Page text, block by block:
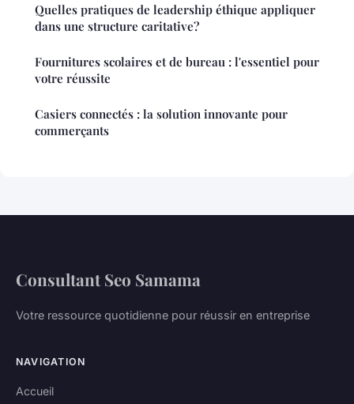
Quelles pratiques de leadership éthique appliquer
dans une structure caritative?
Fournitures scolaires et de bureau : l'essentiel pour
votre réussite
Casiers connectés : la solution innovante pour
commerçants
Consultant Seo Samama
Votre ressource quotidienne pour réussir en entreprise
NAVIGATION
Accueil